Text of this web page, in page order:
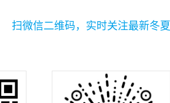
扫微信二维码，实时关注最新冬